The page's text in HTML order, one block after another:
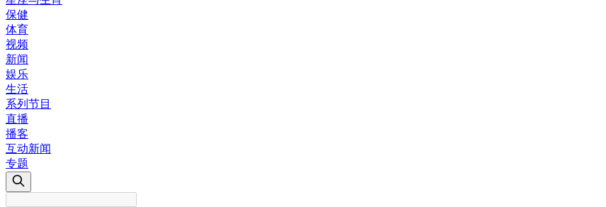
保健
体育
视频
新闻
娱乐
生活
系列节目
直播
播客
互动新闻
专题